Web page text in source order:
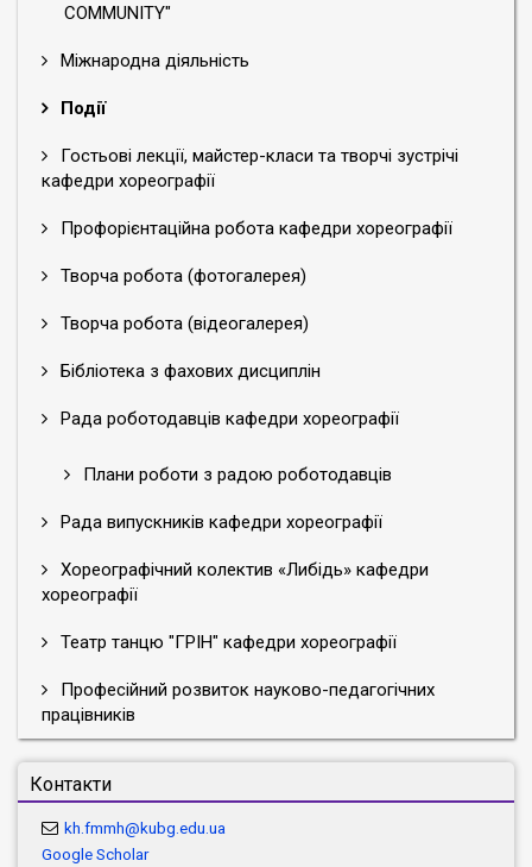
COMMUNITY"
Міжнародна діяльність
Події
Гостьові лекції, майстер-класи та творчі зустрічі
кафедри хореографії
Профорієнтаційна робота кафедри хореографії
Творча робота (фотогалерея)
Творча робота (відеогалерея)
Бібліотека з фахових дисциплін
Рада роботодавців кафедри хореографії
Плани роботи з радою роботодавців
Рада випускників кафедри хореографії
Хореографічний колектив «Либідь» кафедри
хореографії
Театр танцю "ГРІН" кафедри хореографії
Професійний розвиток науково-педагогічних
працівників
Контакти
kh.fmmh@kubg.edu.ua
Google Scholar